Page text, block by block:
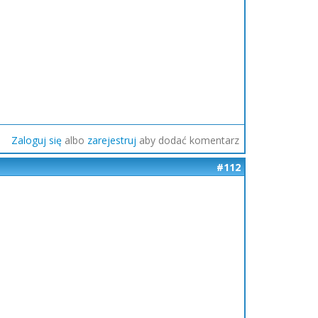
Zaloguj się albo zarejestruj aby dodać komentarz
#112